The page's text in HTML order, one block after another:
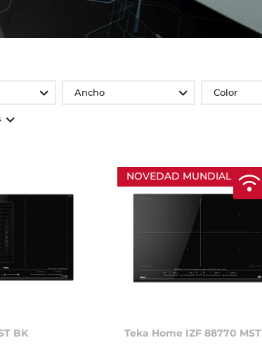
Ancho Color
BK
NOVEDAD MUNDIAL
Teka Home IZF 88770 MST